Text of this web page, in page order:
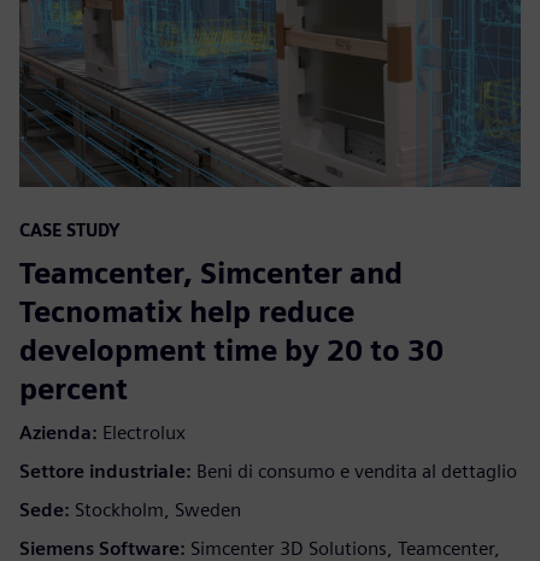
CASE STUDY
Teamcenter, Simcenter and
Tecnomatix help reduce
development time by 20 to 30
percent
Azienda: Electrolux
Settore industriale: Beni di consumo e vendita al dettaglio
Sede: Stockholm, Sweden
Siemens Software: Simcenter 3D Solutions, Teamcenter,